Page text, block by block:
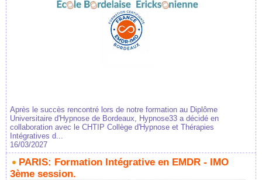
Après le succès rencontré lors de notre formation au Diplôme
Universitaire d'Hypnose de Bordeaux, Hypnose33 a décidé en
collaboration avec le CHTIP Collège d'Hypnose et Thérapies
Intégratives d...
16/03/2027
PARIS: Formation Intégrative en EMDR - IMO
3ème session.